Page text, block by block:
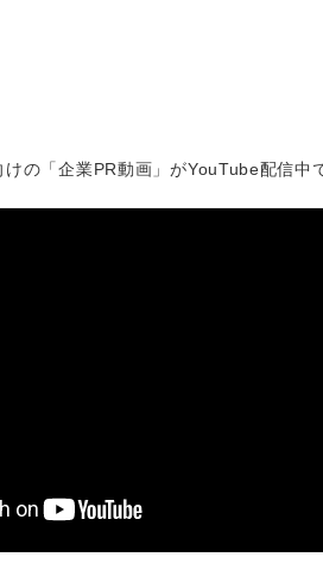
の「企業PR動画」がYouTube配信中